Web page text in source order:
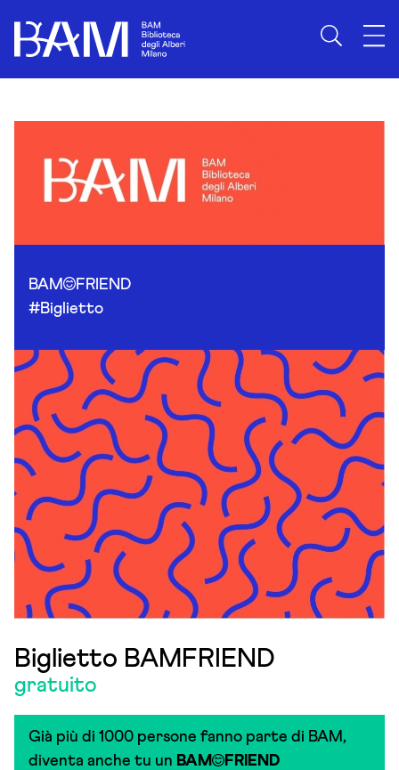
BAM
FRIEND
#Biglietto
Biglietto BAMFRIEND
gratuito
Già più di 1000 persone fanno parte di BAM,
diventa anche tu un BAM FRIEND